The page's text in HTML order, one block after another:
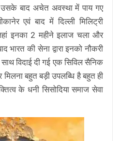
बाद अचेत अवस्था में पाय गए
एवं बाद में दिल्ली मिलिट्री
इनका 2 महीने इलाज चला और
की सेना द्वारा इनको नौकरी
विदाई दी गई एक सिविल सैनिक
मिलना बहुत बड़ी उपलब्धि है बहुत ही
के धनी सिसोदिया समाज सेवा
थे।